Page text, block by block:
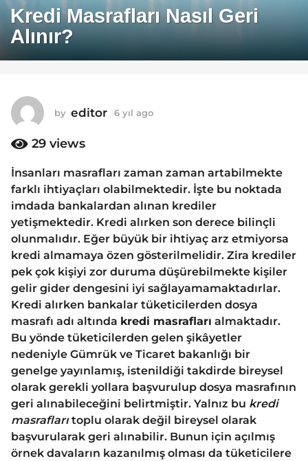
y
l
a
6
y
ı
a
g
o
Kredi Masrafları Nasıl Geri
Alınır?
by editor 6 yıl ago
g
o
29 views
İnsanları masrafları zaman zaman artabilmekte
farklı ihtiyaçları olabilmektedir. İşte bu noktada
imdada bankalardan alınan krediler
yetişmektedir. Kredi alırken son derece bilinçli
olunmalıdır. Eğer büyük bir ihtiyaç arz etmiyorsa
kredi almamaya özen gösterilmelidir. Zira krediler
pek çok kişiyi zor duruma düşürebilmekte kişiler
gelir gider dengesini iyi sağlayamamaktadırlar.
Kredi alırken bankalar tüketicilerden dosya
masrafı adı altında kredi masrafları almaktadır.
Bu yönde tüketicilerden gelen şikâyetler
nedeniyle Gümrük ve Ticaret bakanlığı bir
genelge yayınlamış, istenildiği takdirde bireysel
olarak gerekli yollara başvurulup dosya masrafının
geri alınabileceğini belirtmiştir. Yalnız bu kredi
masraflarıtoplu olarak değil bireysel olarak
başvurularak geri alınabilir. Bunun için açılmış
örnek davaların kazanılmış olması da tüketicilere